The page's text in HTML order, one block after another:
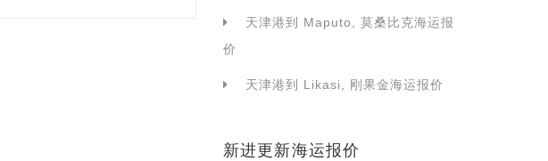
天津港到 Maputo, 莫桑比克海运报
价
天津港到 Likasi, 刚果金海运报价
新进更新海运报价